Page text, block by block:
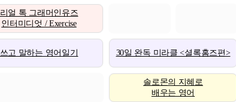
리얼 톡 그래머인유즈
인터미디엇 / Exercise
쓰고 말하는 영어일기 30일 완독 미라클 <셜록홈즈편>
솔로몬의 지혜로
배우는 영어